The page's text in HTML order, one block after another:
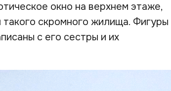
окно на верхнем этаже,
скромного жилища. Фигуры
с его сестры и их